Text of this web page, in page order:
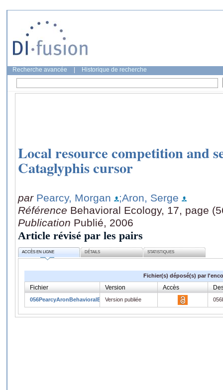
Recherche avancée Historique de recherche
Local resource competition and
Cataglyphis cursor
par Pearcy, Morgan
;Aron, Serge
Référence Behavioral Ecology, 17, page
Publication Publié, 2006
Article révisé par les pairs
ACCÈS EN LIGNE DÉTAILS STATISTIQUES
Fichier(s) déposé(s) par
Fichier Version Accès
056PearcyAronBehavioralEcology06.pdf
Version publiée